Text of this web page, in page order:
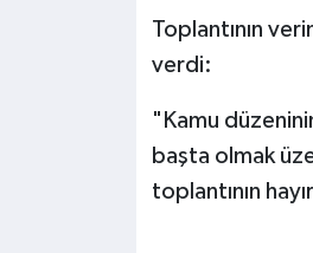
Toplantının
verdi:
"Kamu
başta olmak
toplantının